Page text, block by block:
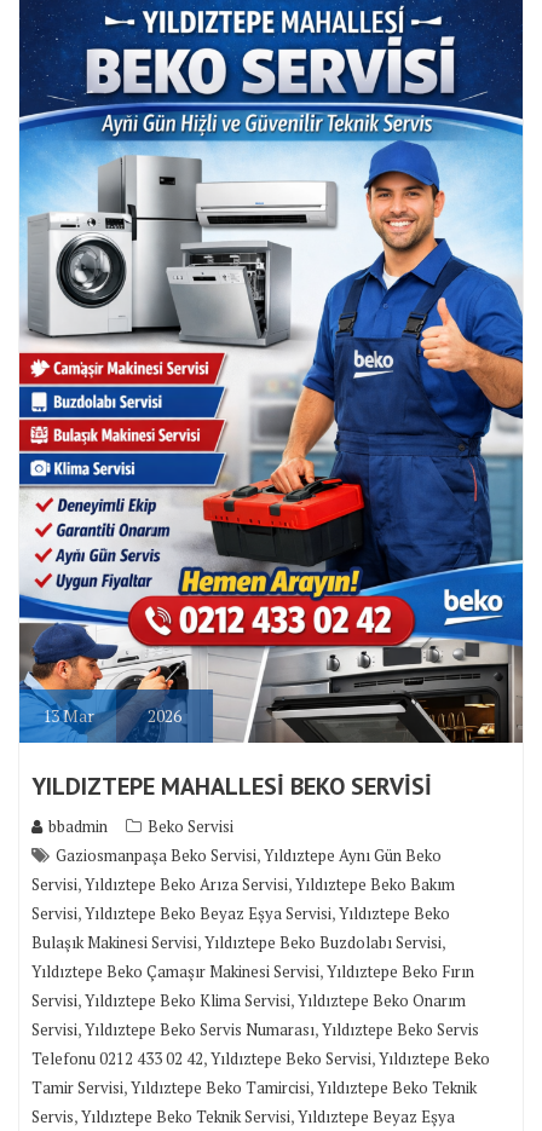
13Mar 2026
YILDIZTEPE MAHALLESİ BEKO SERVİSİ
bbadmin
Beko Servisi
Gaziosmanpaşa Beko Servisi,Yıldıztepe Aynı Gün Beko
Servisi,Yıldıztepe Beko Arıza Servisi,Yıldıztepe Beko Bakım
Servisi,Yıldıztepe Beko Beyaz Eşya Servisi,Yıldıztepe Beko
Bulaşık Makinesi Servisi,Yıldıztepe Beko Buzdolabı Servisi,
Yıldıztepe Beko Çamaşır Makinesi Servisi,Yıldıztepe Beko Fırın
Servisi,Yıldıztepe Beko Klima Servisi,Yıldıztepe Beko Onarım
Servisi,Yıldıztepe Beko Servis Numarası,Yıldıztepe Beko Servis
Telefonu 0212 433 02 42,Yıldıztepe Beko Servisi,Yıldıztepe Beko
Tamir Servisi,Yıldıztepe Beko Tamircisi,Yıldıztepe Beko Teknik
Servis,Yıldıztepe Beko Teknik Servisi,Yıldıztepe Beyaz Eşya